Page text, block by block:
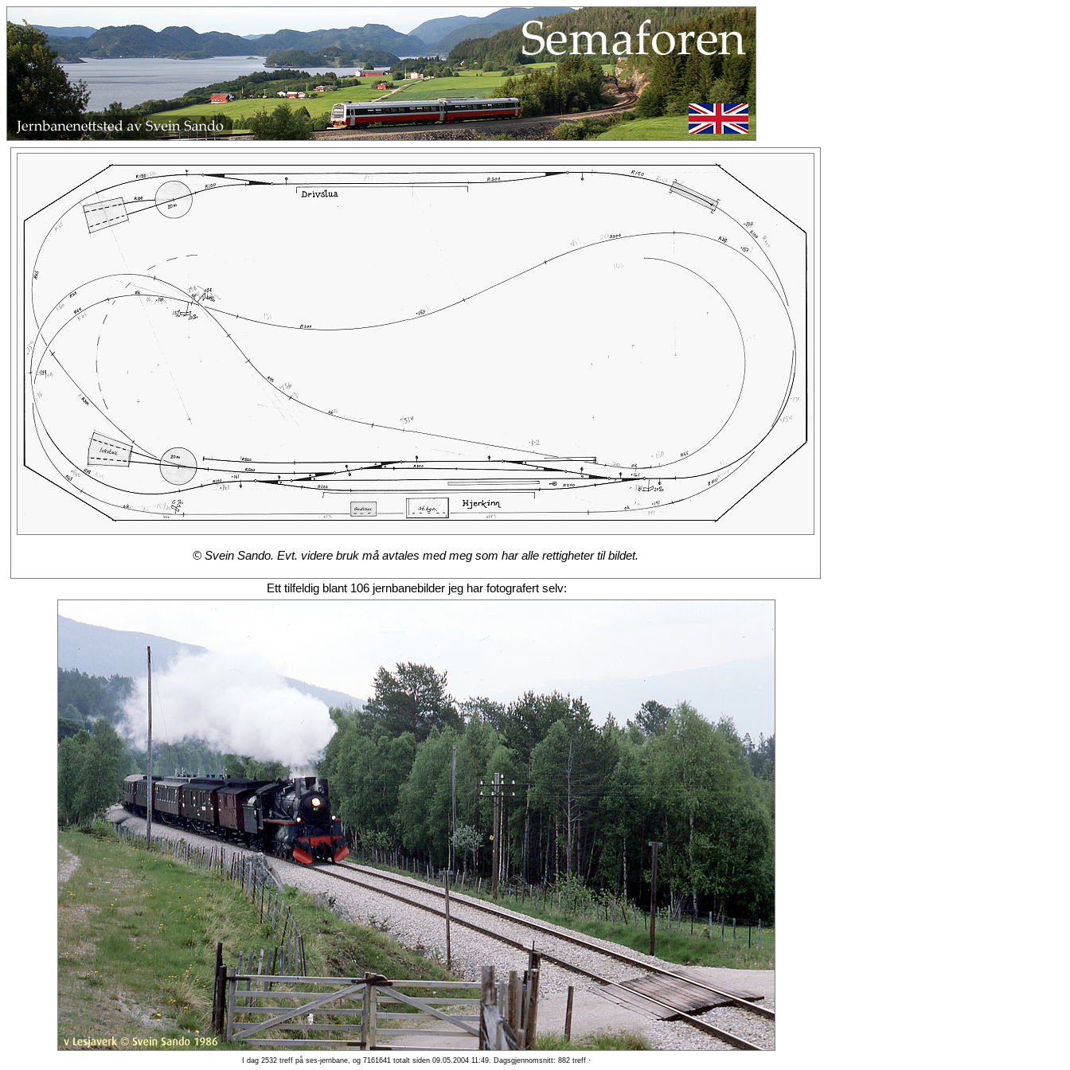
© Svein Sando. Evt. videre bruk må avtales med meg som har alle rettigheter til bildet.
Ett tilfeldig blant 106 jernbanebilder jeg har fotografert selv:
I dag 2532 treff på ses-jernbane, og 7161641 totalt siden 09.05.2004 11:49. Dagsgjennomsnitt: 882 treff ·